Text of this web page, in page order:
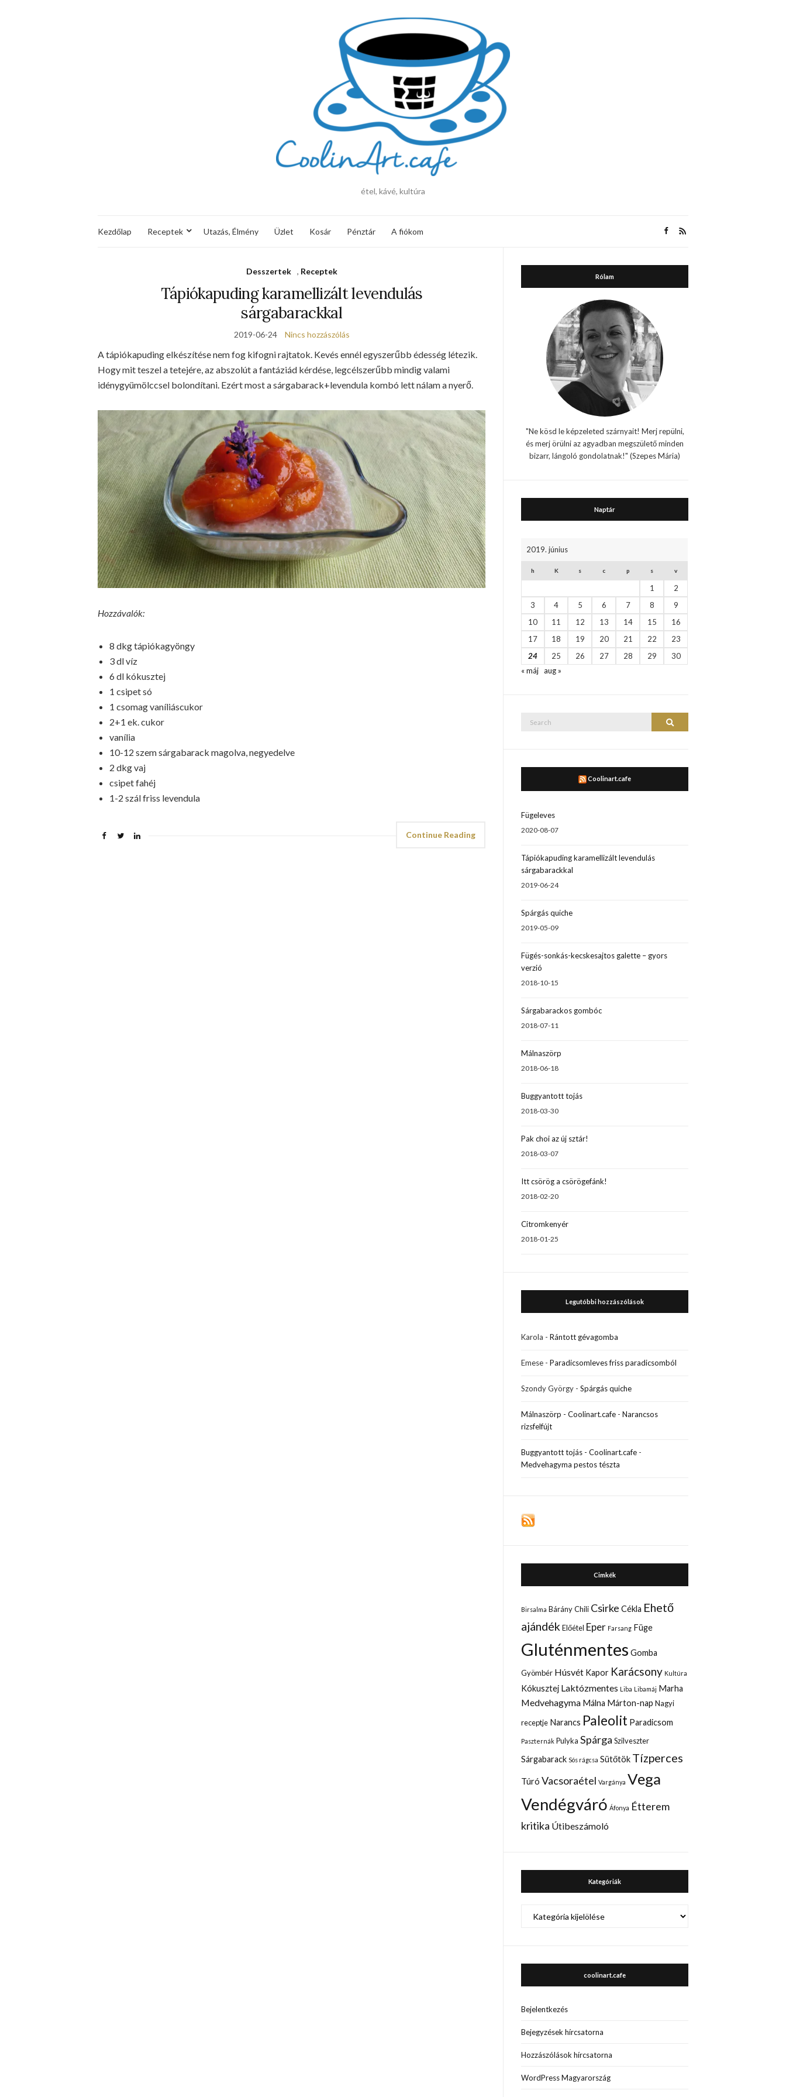
étel, kávé, kultúra
Kezdőlap Receptek Utazás, Élmény Üzlet Kosár Pénztár A fiókom
Desszertek , Receptek
Tápiókapuding karamellizált levendulás
sárgabarackkal
2019-06-24 Nincs hozzászólás
A tápiókapuding elkészítése nem fog kifogni rajtatok. Kevés ennél egyszerűbb édesség létezik.
Hogy mit teszel a tetejére, az abszolút a fantáziád kérdése, legcélszerűbb mindig valami
idénygyümölccsel bolondítani. Ezért most a sárgabarack+levendula kombó lett nálam a nyerő.
Hozzávalók:
8 dkg tápiókagyöngy
3 dl víz
6 dl kókusztej
1 csipet só
1 csomag vaníliáscukor
2+1 ek. cukor
vanília
10-12 szem sárgabarack magolva, negyedelve
2 dkg vaj
csipet fahéj
1-2 szál friss levendula
Continue Reading
Rólam
"Ne kösd le képzeleted szárnyait! Merj repülni,
és merj örülni az agyadban megszülető minden
bizarr, lángoló gondolatnak!" (Szepes Mária)
Naptár
2019. június
h K s c p s v
1
2
3
4 5 6 7 8
9
10
11 12 13 14 15
16
17
18 19 20 21 22
23
24
25 26 27 28 29
30
« máj aug »
Search
Coolinart.cafe
Fügeleves
2020-08-07
Tápiókapuding karamellizált levendulás
sárgabarackkal
2019-06-24
Spárgás quiche
2019-05-09
Fügés-sonkás-kecskesajtos galette – gyors
verzió
2018-10-15
Sárgabarackos gombóc
2018-07-11
Málnaszörp
2018-06-18
Buggyantott tojás
2018-03-30
Pak choi az új sztár!
2018-03-07
Itt csörög a csörögefánk!
2018-02-20
Citromkenyér
2018-01-25
Legutóbbi hozzászólások
Karola -Rántott gévagomba
Emese -Paradicsomleves friss paradicsomból
Szondy György -Spárgás quiche
Málnaszörp - Coolinart.cafe -Narancsos
rizsfelfújt
Buggyantott tojás - Coolinart.cafe -
Medvehagyma pestos tészta
Cimkék
Birsalma Bárány Chili Csirke Cékla Ehető
ajándék Előétel Eper Farsang Füge
Gluténmentes Gomba
Gyömbér Húsvét Kapor Karácsony Kultúra
Kókusztej Laktózmentes Liba Libamáj Marha
Medvehagyma Málna Márton-nap Nagyi
receptje Narancs Paleolit Paradicsom
Paszternák Pulyka Spárga Szilveszter
Sárgabarack Sós rágcsa Sütőtök Tízperces
Túró Vacsoraétel Vargánya Vega
Vendégváró Áfonya Étterem
kritika Útibeszámoló
Kategóriák
coolinart.cafe
Bejelentkezés
Bejegyzések hírcsatorna
Hozzászólások hírcsatorna
WordPress Magyarország